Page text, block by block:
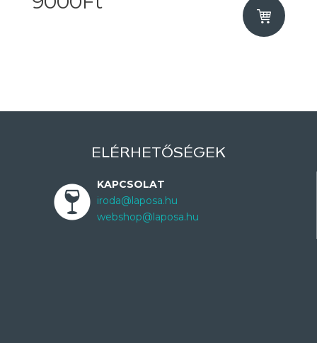
ELÉRHETŐSÉGEK
KAPCSOLAT
iroda@laposa.hu
webshop@laposa.hu